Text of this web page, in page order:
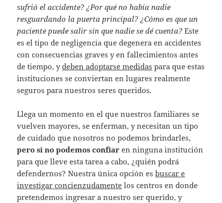
sufrió el accidente? ¿Por qué no había nadie
resguardando la puerta principal? ¿Cómo es que un
paciente puede salir sin que nadie se dé cuenta? Este
es el tipo de negligencia que degenera en accidentes
con consecuencias graves y en fallecimientos antes
de tiempo, ydeben adoptarse medidas para que estas
instituciones se conviertan en lugares realmente
seguros para nuestros seres queridos.
Llega un momento en el que nuestros familiares se
vuelven mayores, se enferman, y necesitan un tipo
de cuidado que nosotros no podemos brindarles,
pero si no podemos confiar en ninguna institución
para que lleve esta tarea a cabo, ¿quién podrá
defendernos? Nuestra única opción esbuscar e
investigar concienzudamente los centros en donde
pretendemos ingresar a nuestro ser querido, y